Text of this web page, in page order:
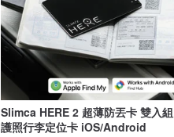
Slimca HERE 2 超薄防丟卡 雙入組
護照行李定位卡 iOS/Android